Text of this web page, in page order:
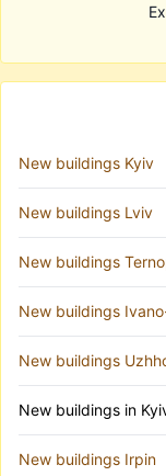
New buildings Kyiv
New buildings Lviv
New buildings
New buildings
New buildings
New buildings in
New buildings Irpin